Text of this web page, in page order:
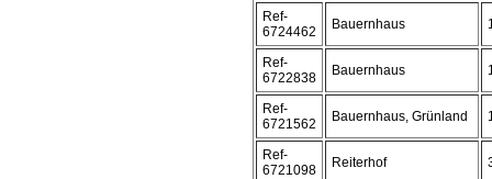
Ref-
6724462
Bauernhaus
Ref-
6722838
Bauernhaus
Ref-
6721562
Bauernhaus, Grünland
Ref-
6721098
Reiterhof